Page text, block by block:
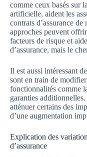
comme ceux basés sur
artificielle, aident les
contrats d’assurance
approches peuvent
facteurs de risque et
d’assurance, mais le
Il est aussi intéressant
sont en train de
fonctionnalités comme
garanties
atténuer certains des
d’une augmentation
Explication des
d’assurance